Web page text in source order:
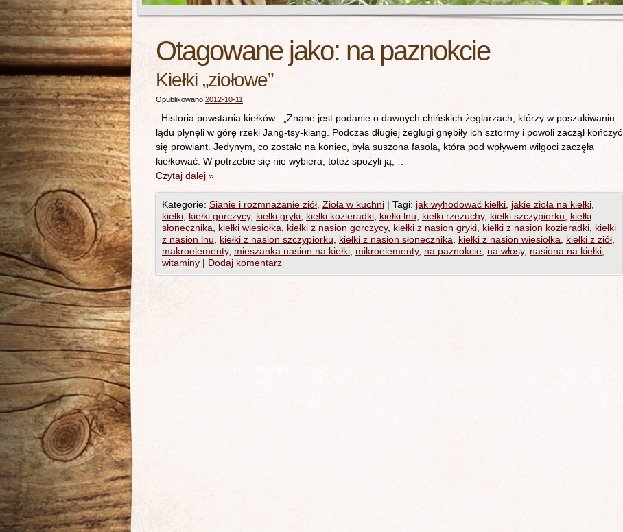
Otagowane jako: na paznokcie
Kiełki „ziołowe”
Opublikowano 2012-10-11
Historia powstania kiełków „Znane jest podanie o dawnych chińskich żeglarzach, którzy w poszukiwaniu
lądu płynęli w górę rzeki Jang-tsy-kiang. Podczas długiej żeglugi gnębiły ich sztormy i powoli zaczął kończyć
się prowiant. Jedynym, co zostało na koniec, była suszona fasola, która pod wpływem wilgoci zaczęła
kiełkować. W potrzebie się nie wybiera, toteż spożyli ją, …
Czytaj dalej »
Kategorie: Sianie i rozmnażanie ziół Zioła w kuchni | Tagi: jak wyhodować kiełki jakie zioła na kiełki
kiełki kiełki gorczycy, kiełki gryki kiełki kozieradki kiełki lnu kiełki rzeżuchy, kiełki szczypiorku
kiełki
słonecznika
kiełki wiesiołka kiełki z nasion gorczycy, kiełki z nasion gryki kiełki z nasion kozieradki kiełki
z nasion lnu
kiełki z nasion szczypiorku kiełki z nasion słonecznika kiełki z nasion wiesiołka kiełki z ziół
makroelementy, mieszanka nasion na kiełki mikroelementy, na paznokcie na włosy, nasiona na kiełki
witaminy | Dodaj komentarz